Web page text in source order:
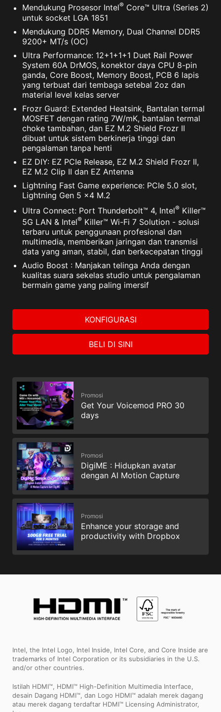
Mendukung Prosesor Intel® Core™ Ultra (Series 2)
untuk socket LGA 1851
Mendukung DDR5 Memory, Dual Channel DDR5
9200+ MT/s (OC)
Ultra Performance: 12+1+1+1 Duet Rail Power
System 60A DrMOS, konektor daya CPU 8-pin
ganda, Core Boost, Memory Boost, PCB 6 lapis
yang terbuat dari tembaga setebal 2oz dan
material level kelas server
Frozr Guard: Extended Heatsink, Bantalan termal
MOSFET dengan rating 7W/mK, bantalan termal
choke tambahan, dan EZ M.2 Shield Frozr II
dibuat untuk sistem berkinerja tinggi dan
pengalaman tanpa henti
EZ DIY: EZ PCIe Release, EZ M.2 Shield Frozr II,
EZ M.2 Clip II dan EZ Antenna
Lightning Fast Game experience: PCIe 5.0 slot,
Lightning Gen 5 x4 M.2
Ultra Connect: Port Thunderbolt™ 4, Intel® Killer™
5G LAN & Intel® Killer™ Wi-Fi 7 Solution - solusi
terbaru untuk penggunaan profesional dan
multimedia, memberikan jaringan dan transmisi
data yang aman, stabil, dan berkecepatan tinggi
Audio Boost : Manjakan telinga Anda dengan
kualitas suara sekelas studio untuk pengalaman
bermain game yang paling imersif
KONFIGURASI
BELI DI SINI
Promosi
Get Your Voicemod PRO 30
days
Promosi
DigiME : Hidupkan avatar
dengan AI Motion Capture
Promosi
Enhance your storage and
productivity with Dropbox
Intel, the Intel Logo, Intel Inside, Intel Core, and Core Inside are
trademarks of Intel Corporation or its subsidiaries in the U.S.
and/or other countries.
Istilah HDMI™, HDMI™ High-Definition Multimedia Interface,
desain Dagang HDMI™, dan Logo HDMI™ adalah merek dagang
atau merek dagang terdaftar HDMI™ Licensing Administrator,